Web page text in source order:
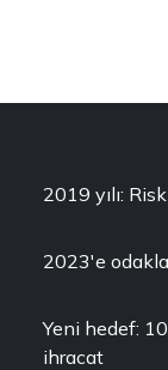
2019 yılı:
2023'e
Yeni hedef:
ihracat